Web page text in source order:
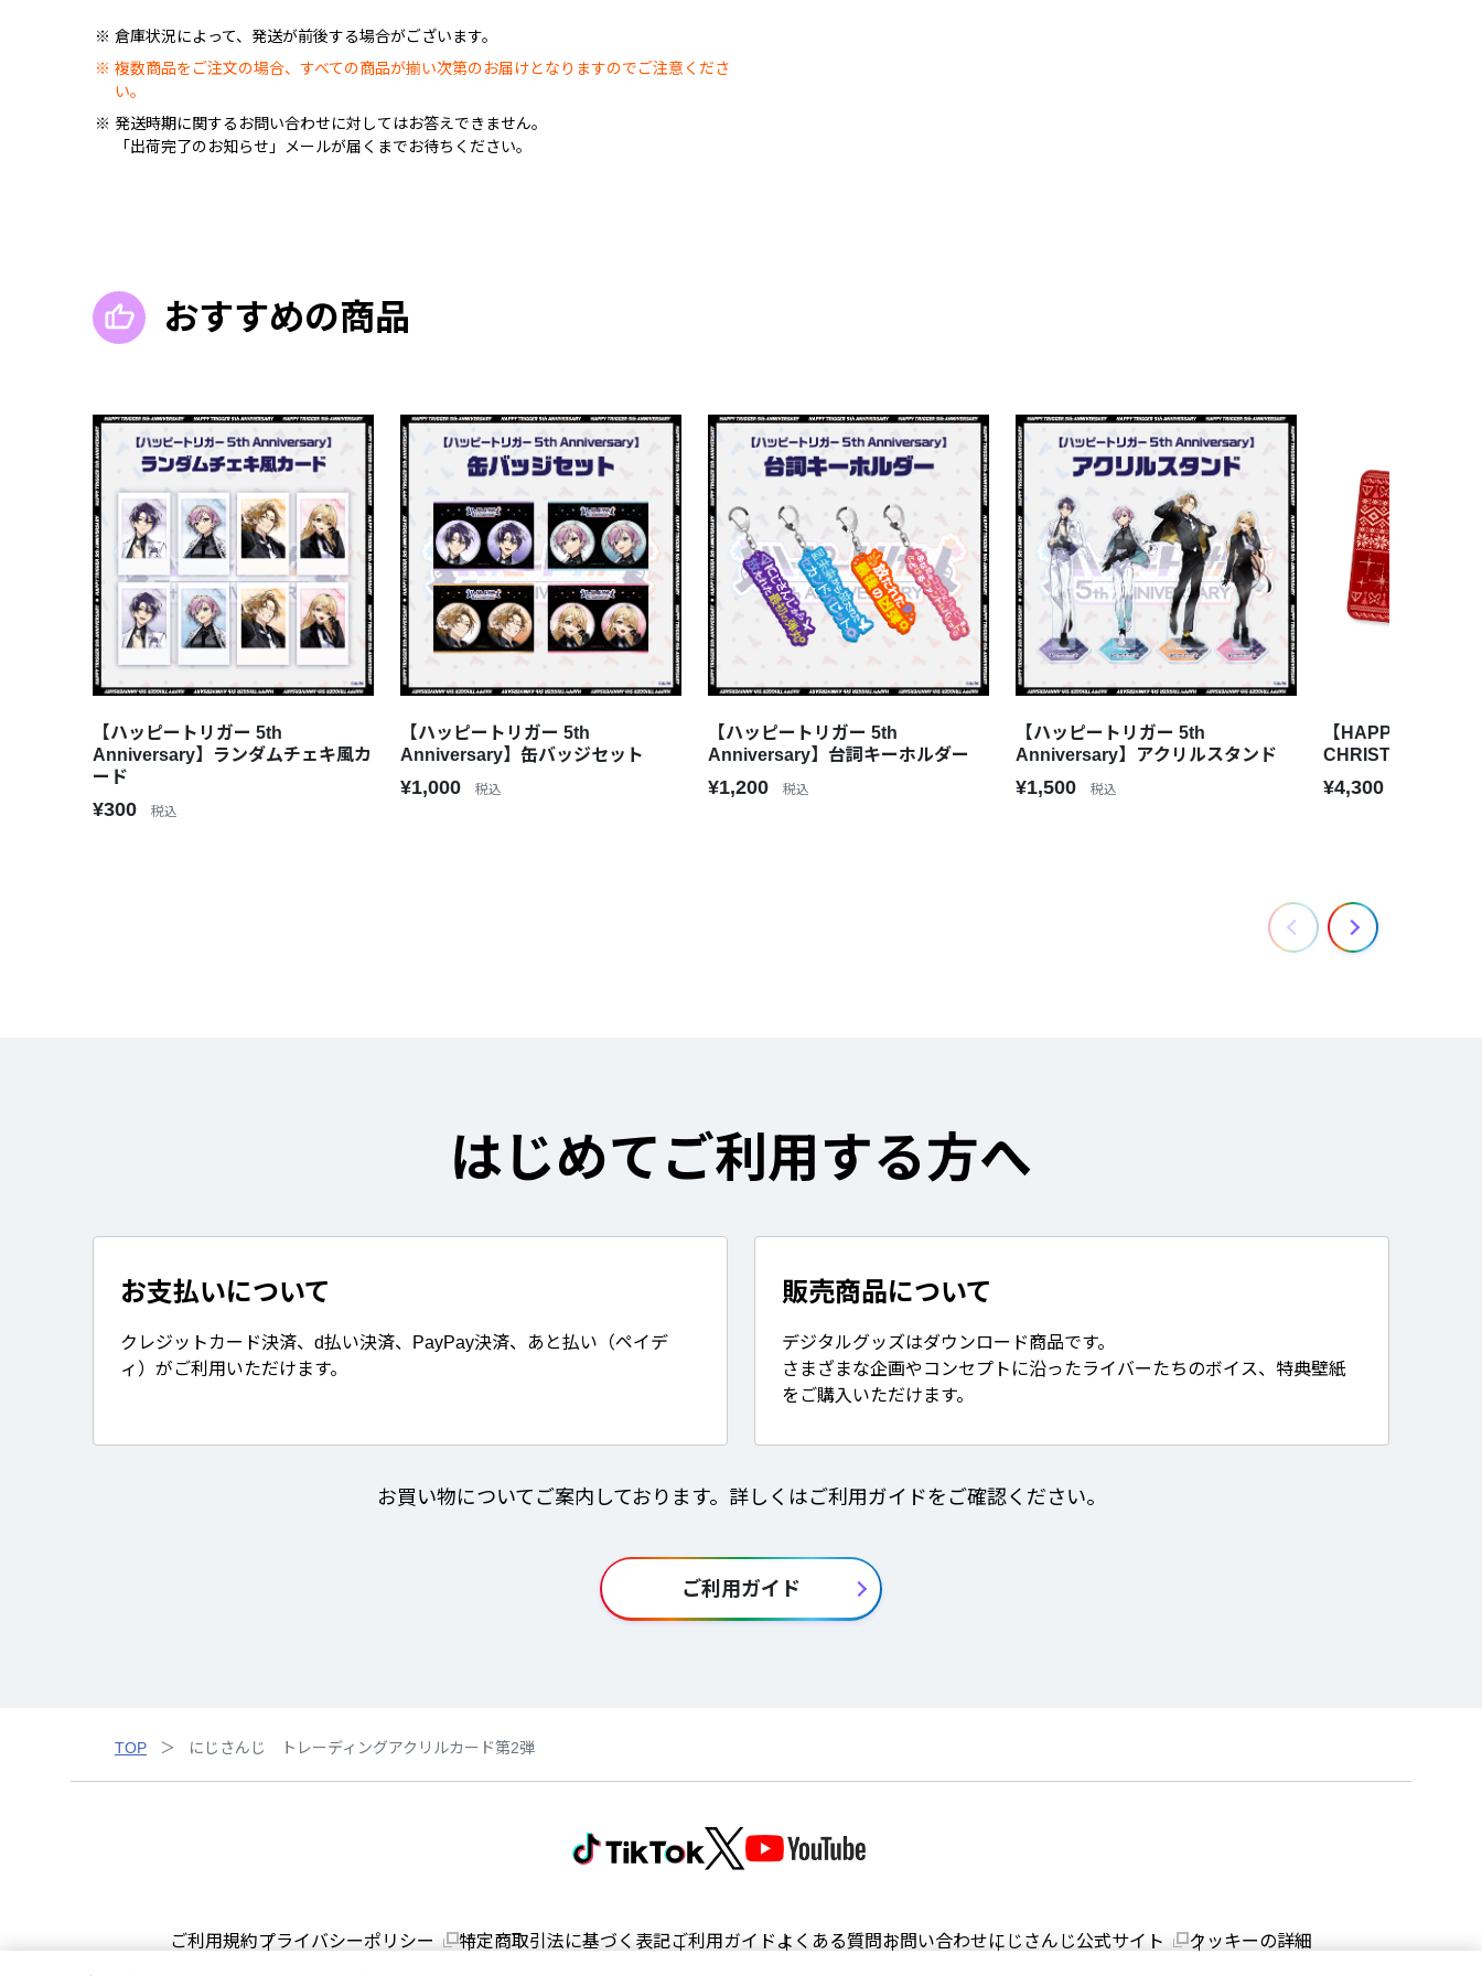
倉庫状況によって、発送が前後する場合がございます。
複数商品をご注文の場合、すべての商品が揃い次第のお届けとなりますのでご注意くださ
い。
発送時期に関するお問い合わせに対してはお答えできません。
「出荷完了のお知らせ」メールが届くまでお待ちください。
おすすめの商品
【ハッピートリガー 5th
Anniversary】ランダムチェキ風カ
ード
¥300 税込
【ハッピートリガー 5th
Anniversary】缶バッジセット
¥1,000 税込
【ハッピートリガー 5th
Anniversary】台詞キーホルダー
¥1,200 税込
【ハッピートリガー 5th
Anniversary】アクリルスタンド
¥1,500 税込
【HAPPY
CHRISTMAS】ブ
¥4,300
はじめてご利用する方へ
お支払いについて
クレジットカード決済、d払い決済、PayPay決済、あと払い（ペイデ
ィ）がご利用いただけます。
販売商品について
デジタルグッズはダウンロード商品です。
さまざまな企画やコンセプトに沿ったライバーたちのボイス、特典壁紙
をご購入いただけます。
お買い物についてご案内しております。詳しくはご利用ガイドをご確認ください。
ご利用ガイド
TOP にじさんじ トレーディングアクリルカード第2弾
ご利用規約プライバシーポリシー 特定商取引法に基づく表記ご利用ガイド よくある質問お問い合わせにじさんじ公式サイト クッキーの詳細